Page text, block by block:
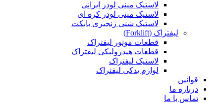
لاستیک مینی لودر ایرانی
لاستیک مینی لودر کره ای
لاستیک شنی زنجیری بابکت
لیفتراک (Forklift)
قطعات موتور لیفتراک
قطعات هیدرولیکی لیفتراک
لاستیک لیفتراک
لوازم یدکی لیفتراک
قوانین
درباره ما
تماس با ما